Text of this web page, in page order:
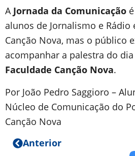
A Jornada da Comunicação
alunos de Jornalismo e Rádio
Canção Nova, mas o público
acompanhar a palestra do
Faculdade Canção Nova.
Por João Pedro Saggioro –
Núcleo de Comunicação do
Canção Nova
Anterior